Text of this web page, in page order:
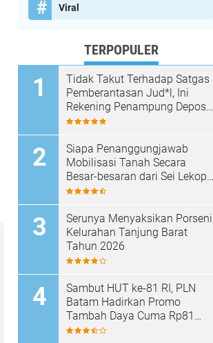
Viral
TERPOPULER
Tidak Takut Terhadap Satgas
Pemberantasan Jud*l, Ini
Rekening Penampung Deposit
di Situs MENARA4D
Siapa Penanggungjawab
Mobilisasi Tanah Secara
Besar-besaran dari Sei Lekop
ke Marina Sekupang Batam?
Serunya Menyaksikan Porseni
Kelurahan Tanjung Barat
Tahun 2026
Sambut HUT ke-81 RI, PLN
Batam Hadirkan Promo
Tambah Daya Cuma Rp81
Ribu